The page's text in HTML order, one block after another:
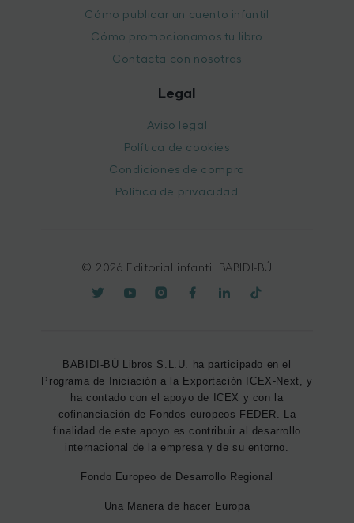
Cómo publicar un cuento infantil
Cómo promocionamos tu libro
Contacta con nosotras
Legal
Aviso legal
Política de cookies
Condiciones de compra
Política de privacidad
© 2026 Editorial infantil BABIDI-BÚ
BABIDI-BÚ Libros S.L.U. ha participado en el
Programa de Iniciación a la Exportación ICEX-Next, y
ha contado con el apoyo de ICEX y con la
cofinanciación de Fondos europeos FEDER. La
finalidad de este apoyo es contribuir al desarrollo
internacional de la empresa y de su entorno.
Fondo Europeo de Desarrollo Regional
Una Manera de hacer Europa